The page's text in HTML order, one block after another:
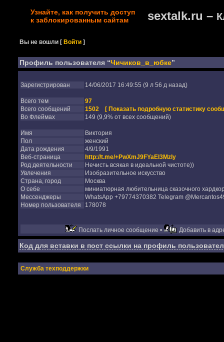
Узнайте, как получить доступ
к заблокированным сайтам
sextalk.ru –
Вы не вошли [Войти ]
Профиль пользователя “Чичиков_в_юбке”
Зарегистрирован 14/06/2017 16:49:55 (9 л 56 д назад)
Всего тем
97
Всего сообщений
1502
[ Показать подробную статистику
Во Флеймах
149 (9,9% от всех сообщений)
Имя
Виктория
Пол
женский
Дата рождения
4/9/1991
Веб-страница
http://t.me/+PwXmJ9FYaEI3MzIy
Род деятельности
Нечисть всякая в идеальной чистоте))
Увлечения
Изобразительное искусство
Страна, город
Москва
О себе
миниатюрная любительница сказочного
Мессенджеры
WhatsApp +79774370382 Telegram
Номер пользователя
178078
Послать личное сообщение • Добавить в
Код для вставки в пост ссылки на профиль
Служба техподдержки